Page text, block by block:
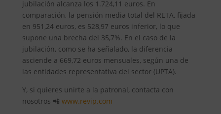
jubilación alcanza los 1.724,11 euros. En
comparación, la pensión media total del RETA, fijada
en 951,24 euros, es 528,97 euros inferior, lo que
supone una brecha del 35,7%. En el caso de la
jubilación, como se ha señalado, la diferencia
asciende a 669,72 euros mensuales, según una de
las entidades representativa del sector (UPTA).
Y, si quieres unirte a la patronal, contacta con
nosotros 📲 www.revip.com